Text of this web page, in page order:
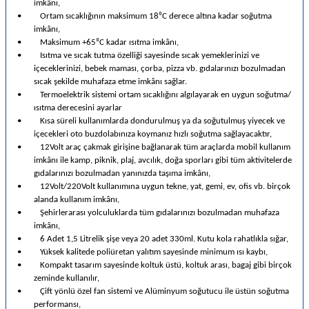
imkânı,
•
Ortam sıcaklığının maksimum 18⁰C derece altına kadar soğutma
imkânı,
•
Maksimum +65⁰C kadar ısıtma imkânı,
•
Isıtma ve sıcak tutma özelliği sayesinde sıcak yemeklerinizi ve
içeceklerinizi, bebek maması, çorba, pizza vb. gıdalarınızı bozulmadan
sıcak şekilde muhafaza etme imkânı sağlar.
•
Termoelektrik sistemi ortam sıcaklığını algılayarak en uygun soğutma/
ısıtma derecesini ayarlar
•
Kısa süreli kullanımlarda dondurulmuş ya da soğutulmuş yiyecek ve
içecekleri oto buzdolabınıza koymanız hızlı soğutma sağlayacaktır,
•
12Volt araç çakmak girişine bağlanarak tüm araçlarda mobil kullanım
imkânı ile kamp, piknik, plaj, avcılık, doğa sporları gibi tüm aktivitelerde
gıdalarınızı bozulmadan yanınızda taşıma imkânı,
•
12Volt/220Volt kullanımına uygun tekne, yat, gemi, ev, ofis vb. birçok
alanda kullanım imkânı,
•
Şehirlerarası yolculuklarda tüm gıdalarınızı bozulmadan muhafaza
imkânı,
•
6 Adet 1,5 Litrelik şişe veya 20 adet 330ml. Kutu kola rahatlıkla sığar,
•
Yüksek kalitede poliüretan yalıtım sayesinde minimum ısı kaybı,
•
Kompakt tasarım sayesinde koltuk üstü, koltuk arası, bagaj gibi birçok
zeminde kullanılır,
•
Çift yönlü özel fan sistemi ve Alüminyum soğutucu ile üstün soğutma
performansı,